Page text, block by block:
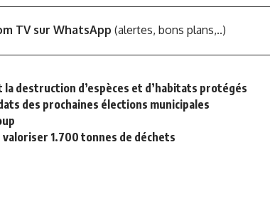
TV sur WhatsApp (alertes, bons plans,..)
destruction d’espèces et d’habitats protégés
des prochaines élections municipales
1.700 tonnes de déchets